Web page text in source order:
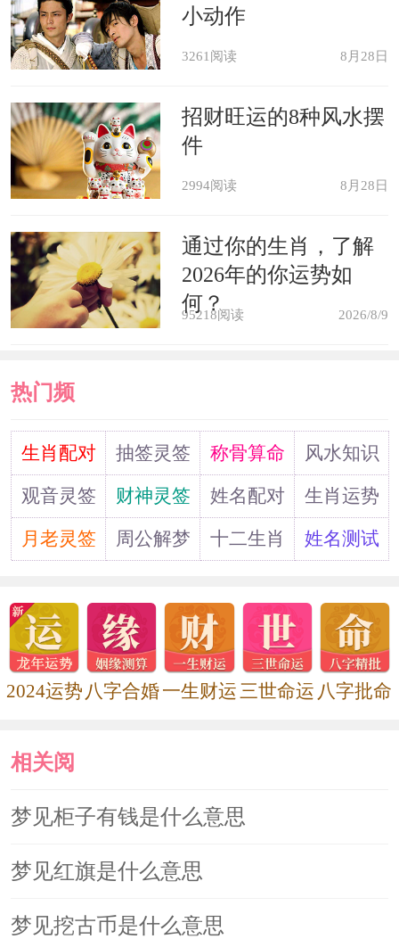
小动作
3261阅读 8月28日
招财旺运的8种风水摆
件
2994阅读 8月28日
通过你的生肖，了解
2026年的你运势如
何？
95218阅读 2026/8/9
热门频
道生肖配对 抽签灵签 称骨算命
风水知识
观音灵签
财神灵签 姓名配对
生肖运势
月老灵签
周公解梦 十二生肖 姓名测试
2024运势 八字合婚一生财运三世命运 八字批命
相关阅
读
梦见柜子有钱是什么意思
梦见红旗是什么意思
梦见挖古币是什么意思